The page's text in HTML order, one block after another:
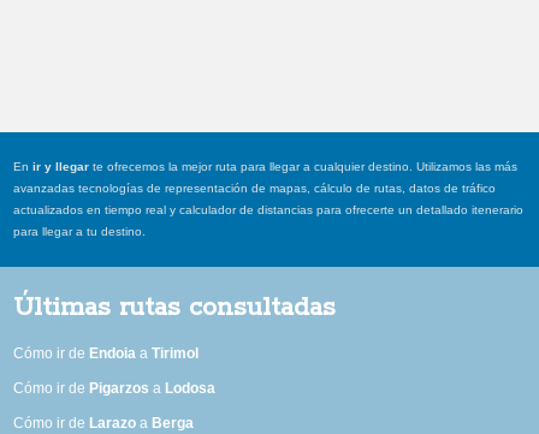
Enir y llegar te ofrecemos la mejor ruta para llegar a cualquier destino. Utilizamos las más
avanzadas tecnologías de representación de mapas, cálculo de rutas, datos de tráfico
actualizados en tiempo real y calculador de distancias para ofrecerte un detallado itenerario
para llegar a tu destino.
Últimas rutas consultadas
Cómo ir de Endoia aTirimol
Cómo ir de Pigarzos a Lodosa
Cómo ir de Larazo a Berga